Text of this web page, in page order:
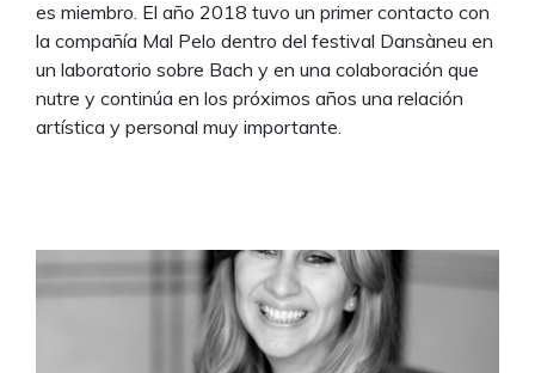
es miembro. El año 2018 tuvo un primer contacto con
la compañía Mal Pelo dentro del festival Dansàneu en
un laboratorio sobre Bach y en una colaboración que
nutre y continúa en los próximos años una relación
artística y personal muy importante.